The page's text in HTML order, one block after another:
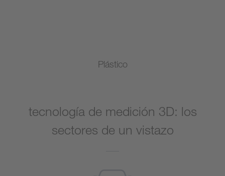
Plástico
tecnología de medición 3D: los
sectores de un vistazo